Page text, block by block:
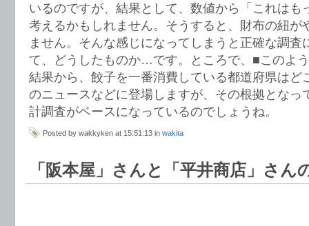
いるのですが、結果として、数値から「これはも
考えるかもしれません。そうすると、財布の紐が
ません。そんな感じになってしまうと正確な調査
て、どうしたものか…です。ところで、■このよ
結果から、餃子を一番消費している都道府県はど
のニュースなどに登場しますが、その根拠となっ
計調査がベースになっているのでしょうね。
Posted by wakkyken at 15:51:13 in wakita
「阪本屋」さんと「平井商店」さん